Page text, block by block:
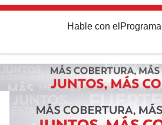
Hable con el Programa